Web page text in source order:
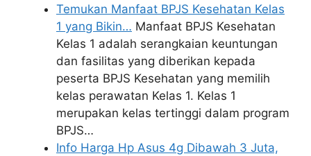
Temukan Manfaat BPJS Kesehatan Kelas
1 yang Bikin… Manfaat BPJS Kesehatan
Kelas 1 adalah serangkaian keuntungan
dan fasilitas yang diberikan kepada
peserta BPJS Kesehatan yang memilih
kelas perawatan Kelas 1. Kelas 1
merupakan kelas tertinggi dalam program
BPJS…
Info Harga Hp Asus 4g Dibawah 3 Juta,